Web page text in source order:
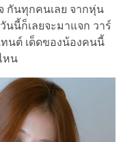
กันทุกคนเลย จากหุ่น
นี้ก็เลยจะมาแจก วาร์
นต์ เด็ดของน้องคนนี้
หน